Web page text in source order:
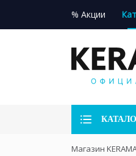
% Акции
Магазин